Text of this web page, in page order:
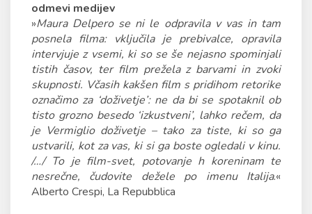
odmevi medijev
»Maura Delpero se ni le odpravila v vas in tam
posnela filma: vključila je prebivalce, opravila
intervjuje z vsemi, ki so se še nejasno spominjali
tistih časov, ter film prežela z barvami in zvoki
skupnosti. Včasih kakšen film s pridihom retorike
označimo za ‘doživetje’: ne da bi se spotaknil ob
tisto grozno besedo ‘izkustveni’, lahko rečem, da
je Vermiglio doživetje – tako za tiste, ki so ga
ustvarili, kot za vas, ki si ga boste ogledali v kinu.
/…/ To je film-svet, potovanje h koreninam te
nesrečne, čudovite dežele po imenu Italija.«
Alberto Crespi, La Repubblica